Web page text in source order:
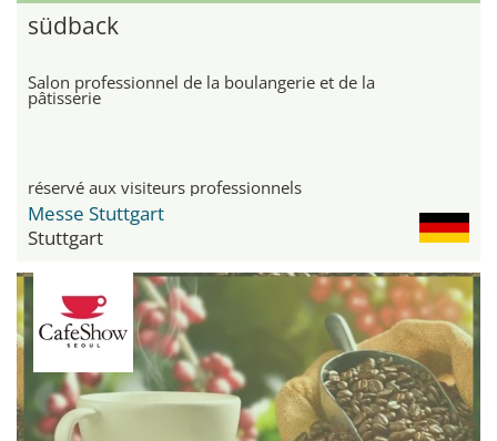
südback
Salon professionnel de la boulangerie et de la
pâtisserie
réservé aux visiteurs professionnels
Messe Stuttgart
Stuttgart